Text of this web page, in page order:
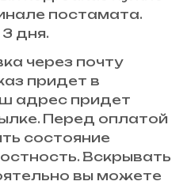
постамата.
дня.
через почту
придет в
адрес придет
Перед оплатой
состояние
Вскрывать
вы можете